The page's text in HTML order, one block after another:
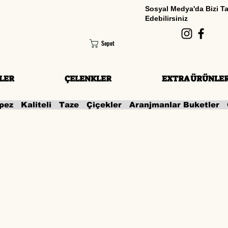
Sepet
Sosyal Medya'da Bizi
Edebilirsiniz
ÇELENKLER EXTRA